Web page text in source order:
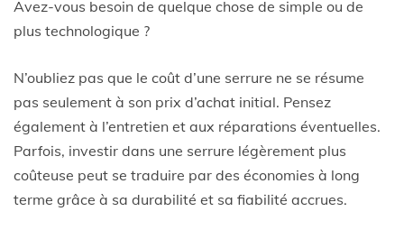
Avez-vous besoin de quelque chose de simple ou de
plus technologique ?
N’oubliez pas que le coût d’une serrure ne se résume
pas seulement à son prix d’achat initial. Pensez
également à l’entretien et aux réparations éventuelles.
Parfois, investir dans une serrure légèrement plus
coûteuse peut se traduire par des économies à long
terme grâce à sa durabilité et sa fiabilité accrues.